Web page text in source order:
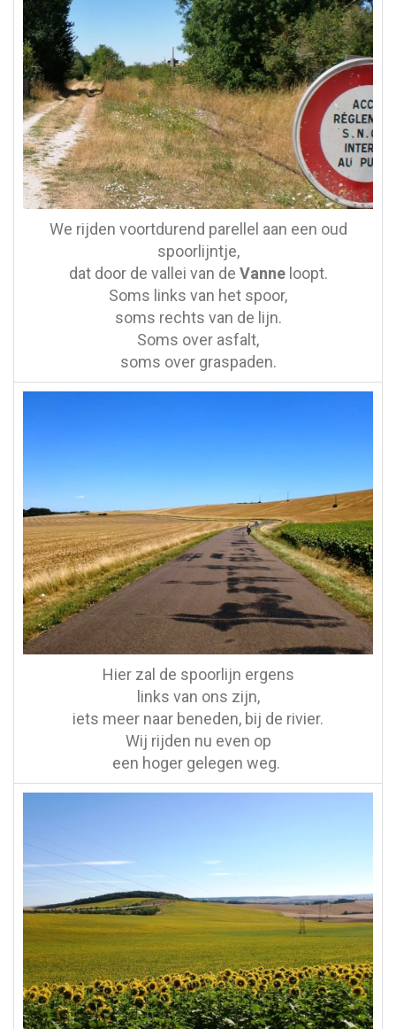
We rijden voortdurend parellel aan een oud
spoorlijntje,
dat door de vallei van de Vanneloopt.
Soms links van het spoor,
soms rechts van de lijn.
Soms over asfalt,
soms over graspaden.
Hier zal de spoorlijn ergens
links van ons zijn,
iets meer naar beneden, bij de rivier.
Wij rijden nu even op
een hoger gelegen weg.